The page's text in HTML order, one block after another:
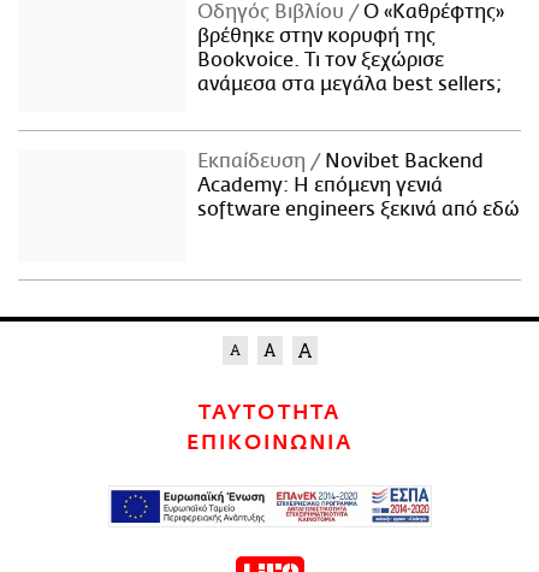
Οδηγός Βιβλίου
Ο «Καθρέφτης»
βρέθηκε στην κορυφή της
Bookvoice. Τι τον ξεχώρισε
ανάμεσα στα μεγάλα best sellers;
Εκπαίδευση
Novibet Backend
Academy: Η επόμενη γενιά
software engineers ξεκινά από εδώ
ΤΑΥΤΟΤΗΤΑ
ΕΠΙΚΟΙΝΩΝΙΑ